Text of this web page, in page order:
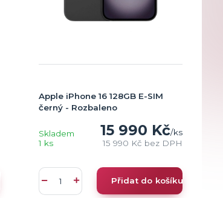
Apple iPhone 16 128GB E-SIM
černý - Rozbaleno
15 990 Kč/ks
15 990 Kč bez DPH
Skladem
1 ks
Přidat do košíku